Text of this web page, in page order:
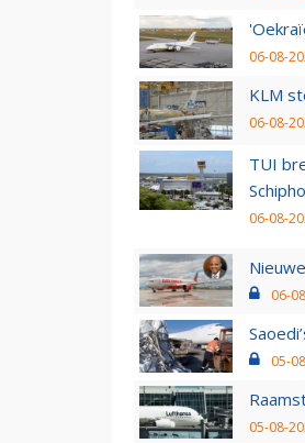
06-08-
KLM
06-08-
TUI
06-08-
06-
05-
05-08-